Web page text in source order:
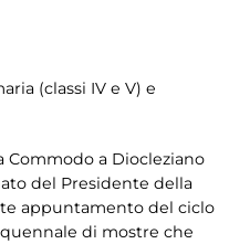
(classi IV e V) e
Commodo a Diocleziano
del Presidente della
appuntamento del ciclo
di mostre che